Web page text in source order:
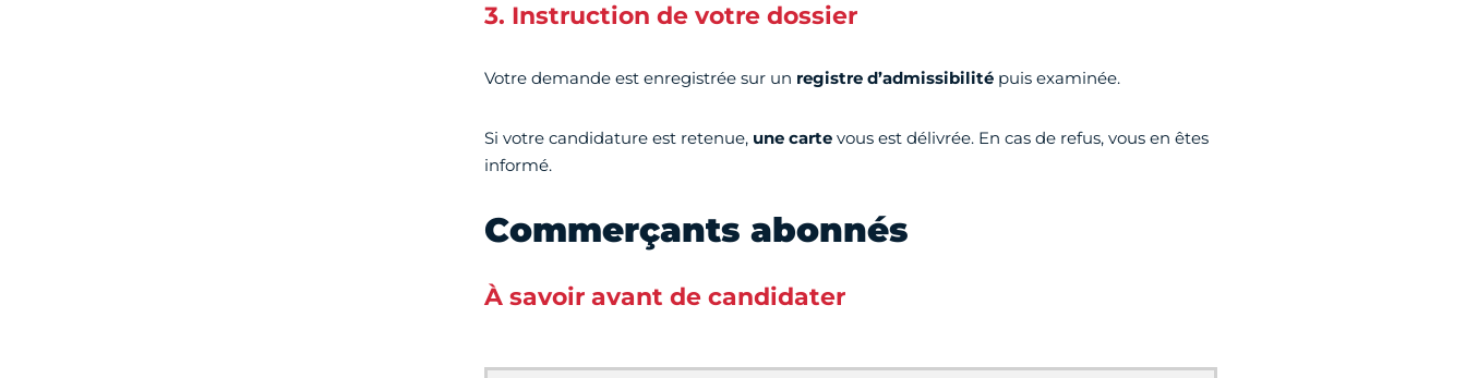
3. Instruction de votre dossier
Votre demande est enregistrée sur un registre d’admissibilitépuis examinée.
Si votre candidature est retenue, une cartevous est délivrée. En cas de refus, vous en êtes
informé.
Commerçants abonnés
À savoir avant de candidater